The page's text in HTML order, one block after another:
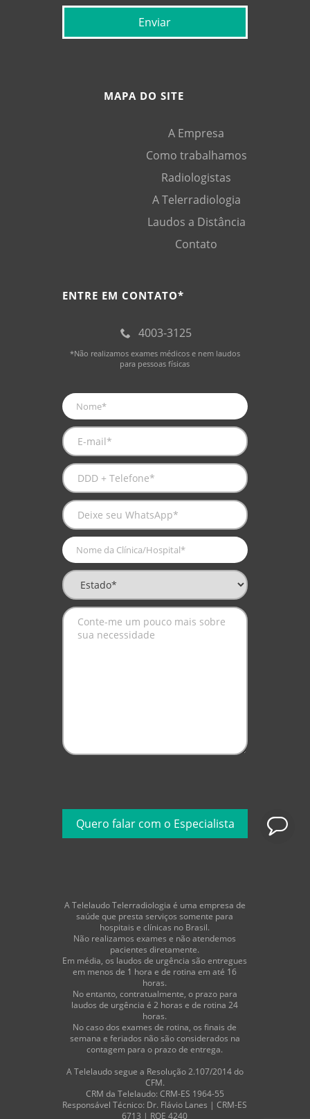
MAPA DO SITE
A Empresa
Como trabalhamos
Radiologistas
A Telerradiologia
Laudos a Distância
Contato
ENTRE EM CONTATO*
4003-3125
*Não realizamos exames médicos e nem laudos
para pessoas físicas
A Telelaudo Telerradiologia é uma empresa de
saúde que presta serviços somente para
hospitais e clínicas no Brasil.
Não realizamos exames e não atendemos
pacientes diretamente.
Em média, os laudos de urgência são entregues
em menos de 1 hora e de rotina em até 16
horas.
No entanto, contratualmente, o prazo para
laudos de urgência é 2 horas e de rotina 24
horas.
No caso dos exames de rotina, os finais de
semana e feriados não são considerados na
contagem para o prazo de entrega.
A Telelaudo segue a Resolução 2.107/2014 do
CFM.
CRM da Telelaudo: CRM-ES 1964-55
Responsável Técnico: Dr. Flávio Lanes | CRM-ES
6713 | RQE 4240